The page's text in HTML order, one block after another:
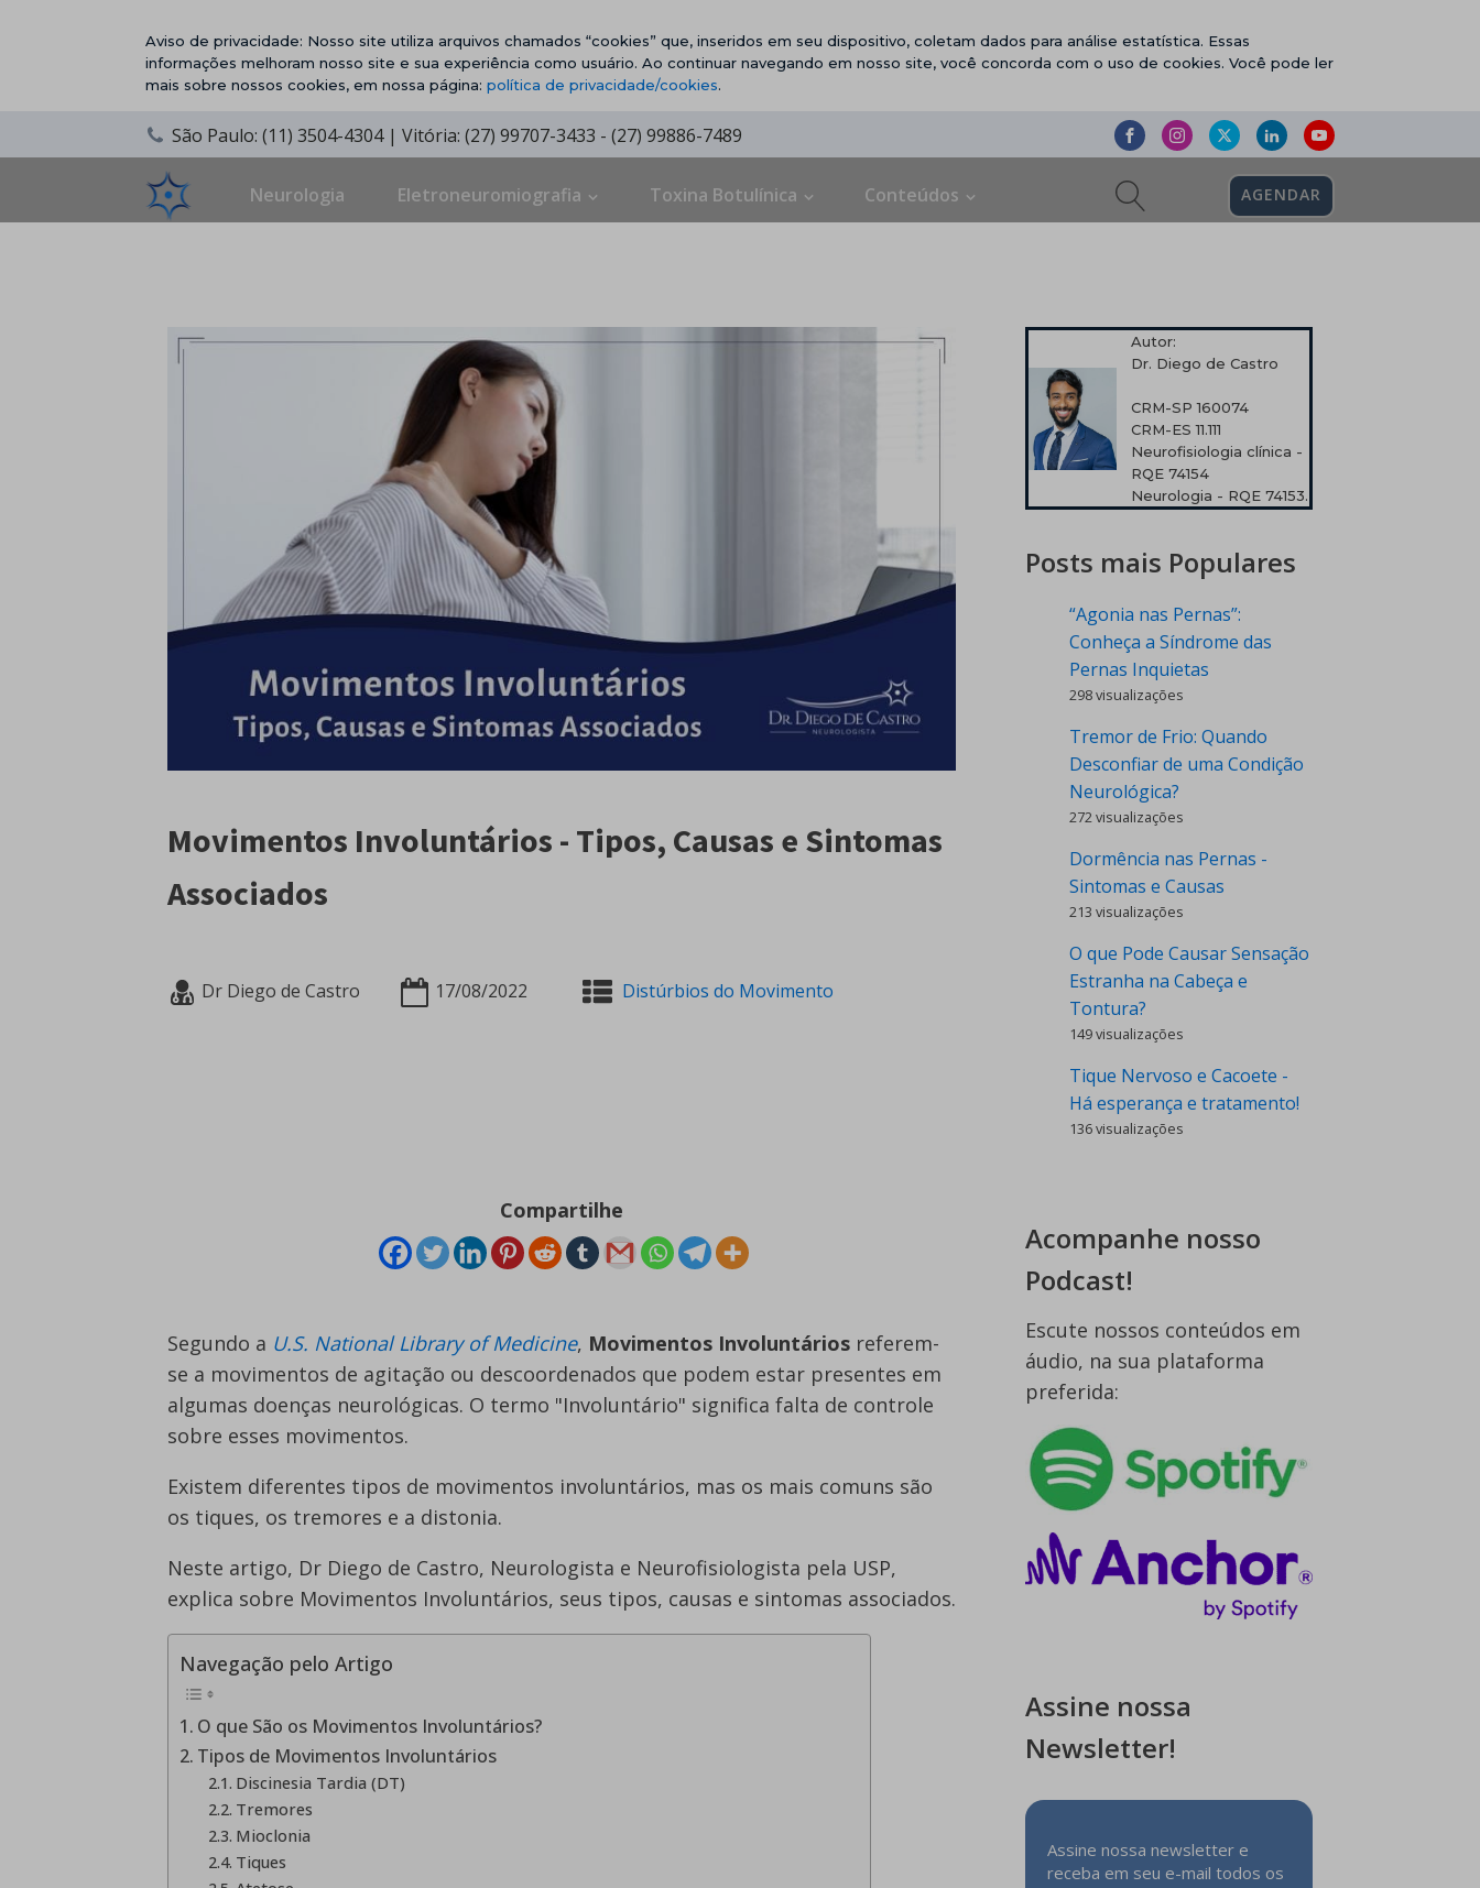
Aviso de privacidade: Nosso site utiliza arquivos chamados “cookies” que, inseridos em seu dispositivo, coletam dados para análise estatística. Essas
informações melhoram nosso site e sua experiência como usuário. Ao continuar navegando em nosso site, você concorda com o uso de cookies. Você pode ler
mais sobre nossos cookies, em nossa página: política de privacidade/cookies.
São Paulo: (11) 3504-4304 | Vitória: (27) 99707-3433 - (27) 99886-7489
Neurologia Eletroneuromiografia Toxina Botulínica Conteúdos AGENDAR
Movimentos Involuntários - Tipos, Causas e Sintomas
Associados
Dr Diego de Castro 17/08/2022 Distúrbios do Movimento
Compartilhe
Segundo a U.S. National Library of Medicine, Movimentos Involuntários referem-
se a movimentos de agitação ou descoordenados que podem estar presentes em
algumas doenças neurológicas. O termo "Involuntário" significa falta de controle
sobre esses movimentos.
Existem diferentes tipos de movimentos involuntários, mas os mais comuns são
os tiques, os tremores e a distonia.
Neste artigo, Dr Diego de Castro, Neurologista e Neurofisiologista pela USP,
explica sobre Movimentos Involuntários, seus tipos, causas e sintomas associados.
Navegação pelo Artigo
O que São os Movimentos Involuntários?
Tipos de Movimentos Involuntários
Discinesia Tardia (DT)
Tremores
Mioclonia
Tiques
Autor:
Dr. Diego de Castro
CRM-SP 160074
CRM-ES 11.111
Neurofisiologia clínica -
RQE 74154
Neurologia - RQE 74153.
Posts mais Populares
“Agonia nas Pernas”:
Conheça a Síndrome das
Pernas Inquietas
298 visualizações
Tremor de Frio: Quando
Desconfiar de uma Condição
Neurológica?
272 visualizações
Dormência nas Pernas -
Sintomas e Causas
213 visualizações
O que Pode Causar Sensação
Estranha na Cabeça e
Tontura?
149 visualizações
Tique Nervoso e Cacoete -
Há esperança e tratamento!
136 visualizações
Acompanhe nosso
Podcast!
Escute nossos conteúdos em
áudio, na sua plataforma
preferida:
Assine nossa
Newsletter!
Assine nossa newsletter e
receba em seu e-mail todos os